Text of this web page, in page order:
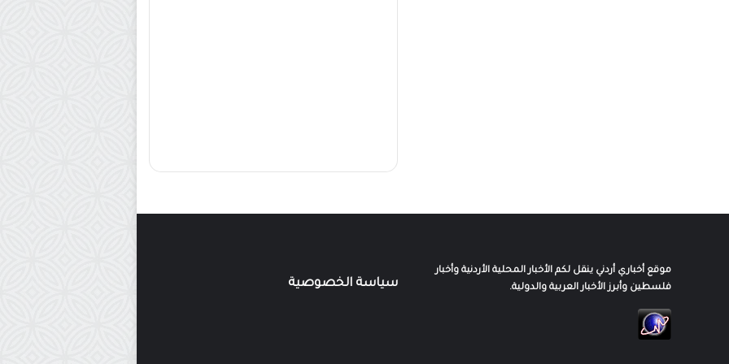
موقع أخباري أردني ينقل لكم الأخبار المحلية الأردنية وأخبار
فلسطين وأبرز الأخبار العربية والدولية.
سياسة الخصوصية